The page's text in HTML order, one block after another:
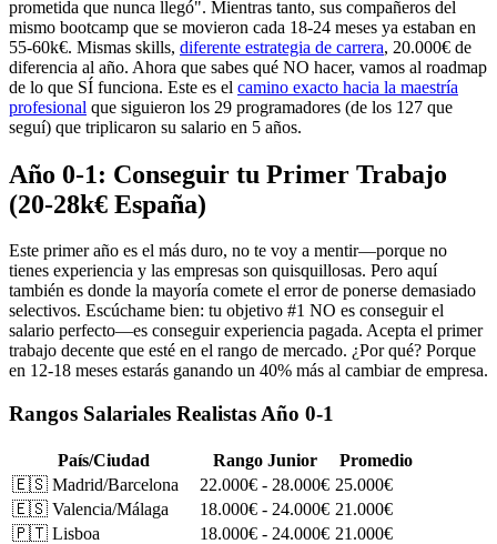
prometida que nunca llegó". Mientras tanto, sus compañeros del
mismo bootcamp que se movieron cada 18-24 meses ya estaban en
55-60k€. Mismas skills, diferente estrategia de carrera, 20.000€ de
diferencia al año. Ahora que sabes qué NO hacer, vamos al roadmap
de lo que SÍ funciona. Este es el camino exacto hacia la maestría
profesional que siguieron los 29 programadores (de los 127 que
seguí) que triplicaron su salario en 5 años.
Año 0-1: Conseguir tu Primer Trabajo
(20-28k€ España)
Este primer año es el más duro, no te voy a mentir—porque no
tienes experiencia y las empresas son quisquillosas. Pero aquí
también es donde la mayoría comete el error de ponerse demasiado
selectivos. Escúchame bien: tu objetivo #1 NO es conseguir el
salario perfecto—es conseguir experiencia pagada. Acepta el primer
trabajo decente que esté en el rango de mercado. ¿Por qué? Porque
en 12-18 meses estarás ganando un 40% más al cambiar de empresa.
Rangos Salariales Realistas Año 0-1
País/Ciudad Rango Junior
Promedio
🇪🇸 Madrid/Barcelona
22.000€ - 28.000€ 25.000€
🇪🇸 Valencia/Málaga
18.000€ - 24.000€ 21.000€
🇵🇹 Lisboa
18.000€ - 24.000€ 21.000€